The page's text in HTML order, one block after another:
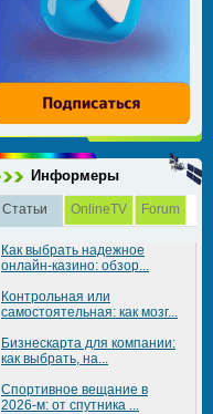
Информеры
Статьи OnlineTV Forum
Как выбрать надежное
онлайн-казино: обзор...
Контрольная или
самостоятельная: как мозг...
Бизнескарта для компании:
как выбрать, на...
Спортивное вещание в
2026-м: от спутника ...